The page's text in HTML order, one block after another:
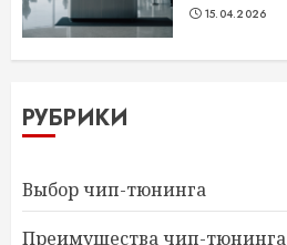
15.04.2026
РУБРИКИ
Выбор чип-тюнинга
Преимущества чип-тюнинга